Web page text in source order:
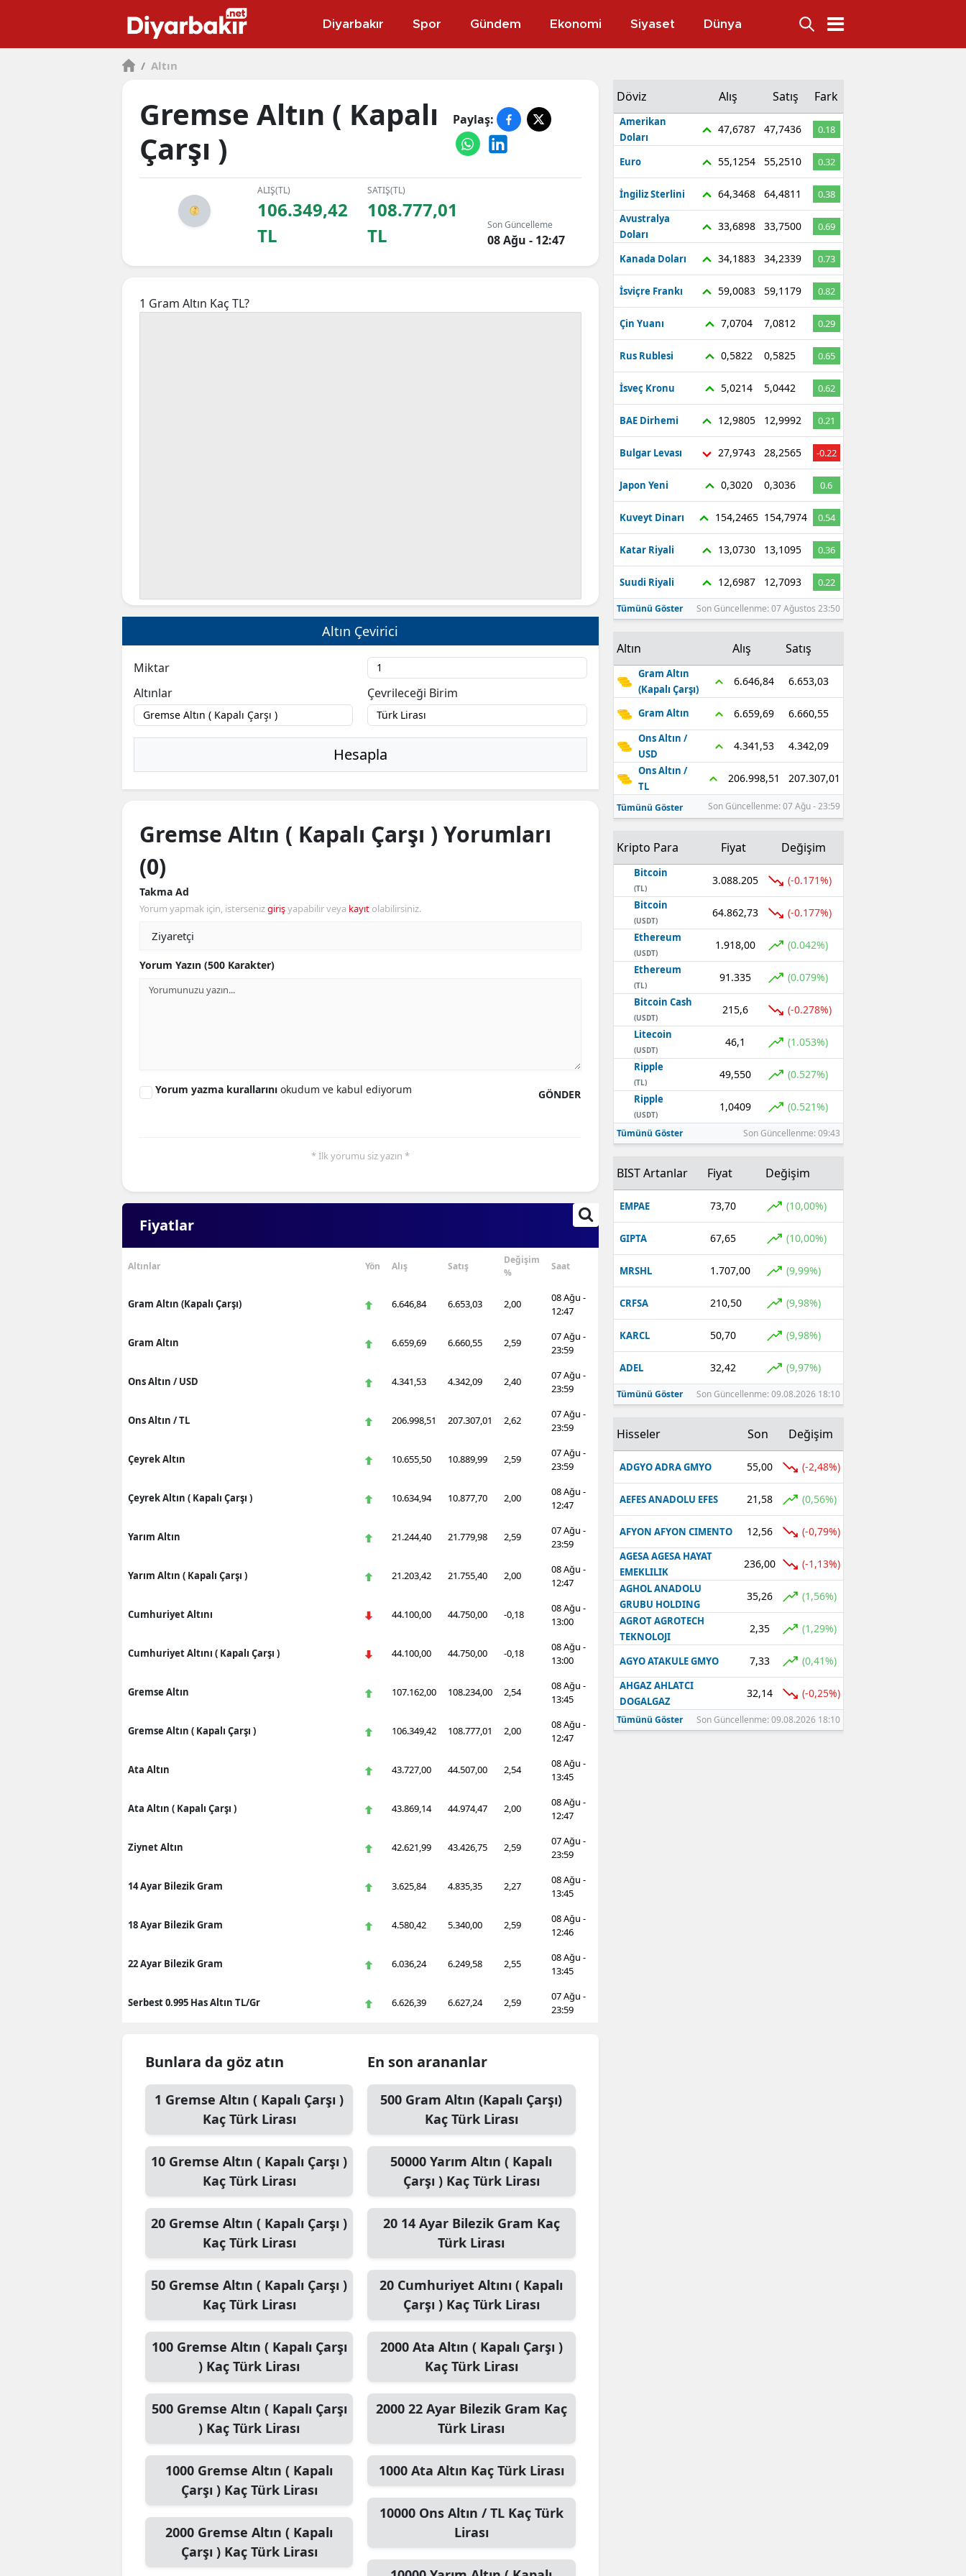
Diyarbakır Spor Gündem Ekonomi Siyaset Dünya
/ Altın
Gremse Altın ( Kapalı
Çarşı )
Paylaş:
ALIŞ(TL)
106.349,42
TL
SATIŞ(TL)
108.777,01
TL
Son Güncelleme
08 Ağu - 12:47
1 Gram Altın Kaç TL?
Altın Çevirici
Miktar
Altınlar
Çevrileceği Birim
Hesapla
Gremse Altın ( Kapalı Çarşı ) Yorumları
(0)
Takma Ad
Yorum yapmak için, istersenizgirişyapabilir veya kayıt olabilirsiniz.
Yorum Yazın (500 Karakter)
GÖNDER
Yorum yazma kurallarını okudum ve kabul ediyorum
* İlk yorumu siz yazın *
Fiyatlar
Altınlar Yön Alış Satış
Değişim
%
Saat
Gram Altın (Kapalı Çarşı) 6.646,84 6.653,03 2,00
08 Ağu -
12:47
Gram Altın 6.659,69 6.660,55 2,59
07 Ağu -
23:59
Ons Altın / USD 4.341,53 4.342,09 2,40
07 Ağu -
23:59
Ons Altın / TL 206.998,51 207.307,01 2,62
07 Ağu -
23:59
Çeyrek Altın 10.655,50 10.889,99 2,59
07 Ağu -
23:59
Çeyrek Altın ( Kapalı Çarşı ) 10.634,94 10.877,70 2,00
08 Ağu -
12:47
Yarım Altın 21.244,40 21.779,98 2,59
07 Ağu -
23:59
Yarım Altın ( Kapalı Çarşı ) 21.203,42 21.755,40 2,00
08 Ağu -
12:47
Cumhuriyet Altını 44.100,00 44.750,00 -0,18
08 Ağu -
13:00
Cumhuriyet Altını ( Kapalı Çarşı ) 44.100,00 44.750,00 -0,18
08 Ağu -
13:00
Gremse Altın 107.162,00 108.234,00 2,54
08 Ağu -
13:45
Gremse Altın ( Kapalı Çarşı ) 106.349,42 108.777,01 2,00
08 Ağu -
12:47
Ata Altın 43.727,00 44.507,00 2,54
08 Ağu -
13:45
Ata Altın ( Kapalı Çarşı ) 43.869,14 44.974,47 2,00
08 Ağu -
12:47
Ziynet Altın 42.621,99 43.426,75 2,59
07 Ağu -
23:59
14 Ayar Bilezik Gram 3.625,84 4.835,35 2,27
08 Ağu -
13:45
18 Ayar Bilezik Gram 4.580,42 5.340,00 2,59
08 Ağu -
12:46
22 Ayar Bilezik Gram 6.036,24 6.249,58 2,55
08 Ağu -
13:45
Serbest 0.995 Has Altın TL/Gr 6.626,39 6.627,24 2,59
07 Ağu -
23:59
Bunlara da göz atın
1 Gremse Altın ( Kapalı Çarşı )
Kaç Türk Lirası
10 Gremse Altın ( Kapalı Çarşı )
Kaç Türk Lirası
20 Gremse Altın ( Kapalı Çarşı )
Kaç Türk Lirası
50 Gremse Altın ( Kapalı Çarşı )
Kaç Türk Lirası
100 Gremse Altın ( Kapalı Çarşı
) Kaç Türk Lirası
500 Gremse Altın ( Kapalı Çarşı
) Kaç Türk Lirası
1000 Gremse Altın ( Kapalı
Çarşı )Kaç Türk Lirası
2000 Gremse Altın ( Kapalı
Çarşı )Kaç Türk Lirası
En son arananlar
500 Gram Altın (Kapalı Çarşı)
Kaç Türk Lirası
50000Yarım Altın ( Kapalı
Çarşı )Kaç Türk Lirası
20 14 Ayar Bilezik Gram Kaç
Türk Lirası
20 Cumhuriyet Altını ( Kapalı
Çarşı )Kaç Türk Lirası
2000 Ata Altın ( Kapalı Çarşı )
Kaç Türk Lirası
2000 22 Ayar Bilezik Gram Kaç
Türk Lirası
1000 Ata Altın Kaç Türk Lirası
10000 Ons Altın / TLKaç Türk
Lirası
Döviz Alış Satış Fark
Amerikan
Doları
47,6787 47,7436 0.18
Euro 55,1254 55,2510 0.32
İngiliz Sterlini 64,3468 64,4811
0.38
Avustralya
Doları
33,6898 33,7500 0.69
Kanada Doları 34,1883 34,2339 0.73
İsviçre Frankı 59,0083 59,1179 0.82
Çin Yuanı 7,0704 7,0812 0.29
Rus Rublesi 0,5822 0,5825 0.65
İsveç Kronu 5,0214 5,0442 0.62
BAE Dirhemi 12,9805 12,9992 0.21
Bulgar Levası 27,9743 28,2565 -0.22
Japon Yeni 0,3020 0,3036 0.6
Kuveyt Dinarı 154,2465 154,7974 0.54
Katar Riyali 13,0730 13,1095 0.36
Suudi Riyali 12,6987 12,7093 0.22
Tümünü Göster Son Güncellenme: 07 Ağustos 23:50
Altın Alış Satış
Gram Altın
(Kapalı Çarşı)
6.646,84 6.653,03
Gram Altın 6.659,69 6.660,55
Ons Altın /
USD
4.341,53 4.342,09
Ons Altın /
TL
206.998,51 207.307,01
Tümünü Göster Son Güncellenme: 07 Ağu - 23:59
Kripto Para Fiyat Değişim
Bitcoin
(TL)
3.088.205 (-0.171%)
Bitcoin
(USDT)
64.862,73 (-0.177%)
Ethereum
(USDT)
1.918,00 (0.042%)
Ethereum
(TL)
91.335 (0.079%)
Bitcoin Cash
(USDT)
215,6 (-0.278%)
Litecoin
(USDT)
46,1 (1.053%)
Ripple
(TL)
49,550 (0.527%)
Ripple
(USDT)
1,0409 (0.521%)
Tümünü Göster Son Güncellenme: 09:43
BIST Artanlar Fiyat Değişim
EMPAE 73,70 (10,00%)
GIPTA 67,65 (10,00%)
MRSHL 1.707,00 (9,99%)
CRFSA 210,50 (9,98%)
KARCL 50,70 (9,98%)
ADEL 32,42 (9,97%)
Tümünü Göster Son Güncellenme: 09.08.2026 18:10
Hisseler Son Değişim
ADGYO ADRA GMYO 55,00 (-2,48%)
AEFES ANADOLU EFES 21,58 (0,56%)
AFYON AFYON CIMENTO 12,56 (-0,79%)
AGESA AGESA HAYAT
EMEKLILIK
236,00 (-1,13%)
AGHOL ANADOLU
GRUBU HOLDING
35,26 (1,56%)
AGROT AGROTECH
TEKNOLOJI
2,35 (1,29%)
AGYO ATAKULE GMYO 7,33 (0,41%)
AHGAZ AHLATCI
DOGALGAZ
32,14 (-0,25%)
Tümünü Göster Son Güncellenme: 09.08.2026 18:10